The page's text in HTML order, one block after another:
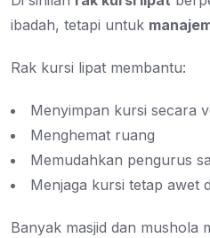
ibadah, tetapi untuk
Rak kursi lipat membantu:
Menyimpan kursi secara
Menghemat ruang
Memudahkan pengurus
Menjaga kursi tetap awet
Banyak masjid dan mushola